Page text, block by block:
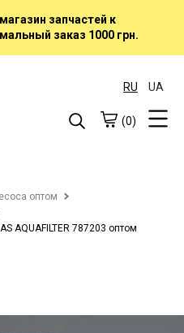
запчастей к
заказ 1000 грн.
RU UA
(0)
оптом
AQUAFILTER 787203 оптом